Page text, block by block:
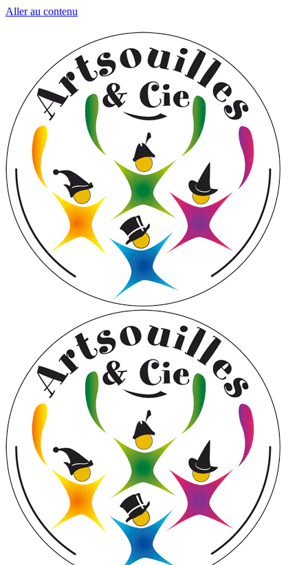
Aller au contenu